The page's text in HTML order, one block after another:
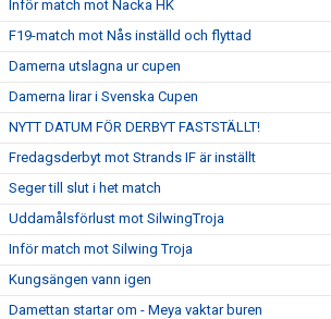
Inför match mot Nacka HK
F19-match mot Nås inställd och flyttad
Damerna utslagna ur cupen
Damerna lirar i Svenska Cupen
NYTT DATUM FÖR DERBYT FASTSTÄLLT!
Fredagsderbyt mot Strands IF är inställt
Seger till slut i het match
Uddamålsförlust mot SilwingTroja
Inför match mot Silwing Troja
Kungsängen vann igen
Damettan startar om - Meya vaktar buren